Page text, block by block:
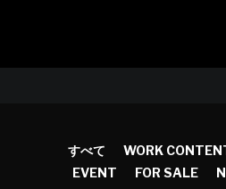
すべて WORK
EVENT
FOR SALE